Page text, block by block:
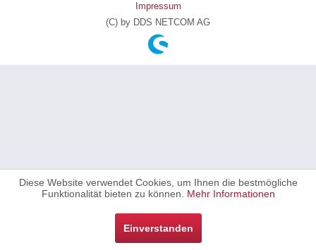
Impressum
(C) by DDS NETCOM AG
Diese Website verwendet Cookies, um Ihnen die bestmögliche
Funktionalität bieten zu können. Mehr Informationen
Einverstanden